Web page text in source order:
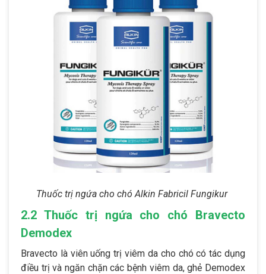
Thuốc trị ngứa cho chó Alkin Fabricil Fungikur
2.2 Thuốc trị ngứa cho chó Bravecto
Demodex
Bravecto là viên uống trị viêm da cho chó có tác dụng
điều trị và ngăn chặn các bệnh viêm da, ghẻ Demodex